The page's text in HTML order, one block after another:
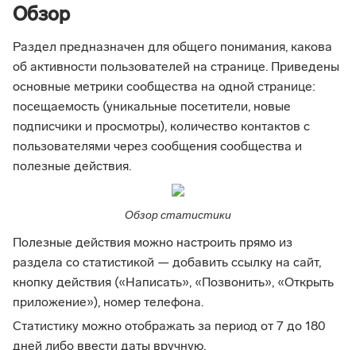
Обзор
Раздел предназначен для общего понимания, какова
об активности пользователей на странице. Приведены
основные метрики сообщества на одной странице:
посещаемость (уникальные посетители, новые
подписчики и просмотры), количество контактов с
пользователями через сообщения сообщества и
полезные действия.
Обзор статистики
Полезные действия можно настроить прямо из
раздела со статистикой — добавить ссылку на сайт,
кнопку действия («Написать», «Позвонить», «Открыть
приложение»), номер телефона.
Статистику можно отображать за период от 7 до 180
дней либо ввести даты вручную.